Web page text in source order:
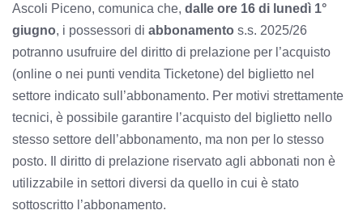
Ascoli Piceno, comunica che, dalle ore 16 di lunedì 1°
giugno, i possessori di abbonamento s.s. 2025/26
potranno usufruire del diritto di prelazione per l’acquisto
(online o nei punti vendita Ticketone) del biglietto nel
settore indicato sull’abbonamento. Per motivi strettamente
tecnici, è possibile garantire l’acquisto del biglietto nello
stesso settore dell’abbonamento, ma non per lo stesso
posto. Il diritto di prelazione riservato agli abbonati non è
utilizzabile in settori diversi da quello in cui è stato
sottoscritto l’abbonamento.